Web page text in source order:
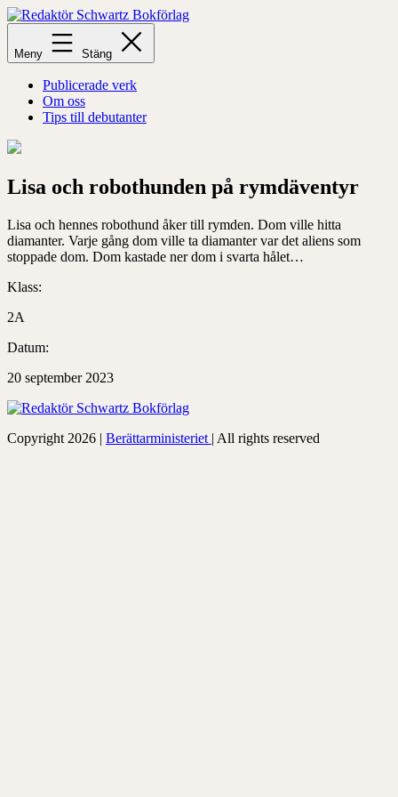
Hoppa
till
innehåll
Redaktör
Schwartz
Bokförlag
Meny Stäng
Publicerade verk
Om oss
Tips till debutanter
Lisa och robothunden på rymdäventyr
Lisa och hennes robothund åker till rymden. Dom ville hitta
diamanter. Varje gång dom ville ta diamanter var det aliens som
stoppade dom. Dom kastade ner dom i svarta hålet…
Klass:
2A
Datum:
20 september 2023
Copyright 2026 | Berättarministeriet | All rights reserved